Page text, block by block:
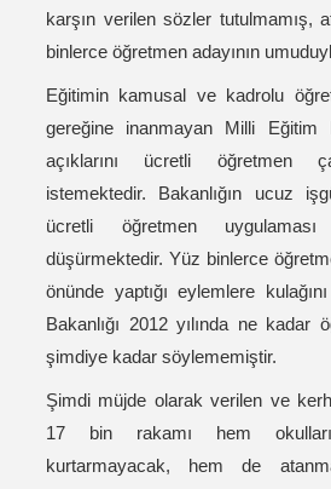
karşın verilen sözler tutulmamış,
binlerce öğretmen adayının
Eğitimin kamusal ve kadrolu
gereğine inanmayan Milli Eğitim
açıklarını ücretli öğretmen
istemektedir. Bakanlığın ucuz
ücretli öğretmen
düşürmektedir. Yüz binlerce
önünde yaptığı eylemlere
Bakanlığı 2012 yılında ne kadar
şimdiye kadar söylememiştir.
Şimdi müjde olarak verilen ve
17 bin rakamı hem okulları
kurtarmayacak, hem de